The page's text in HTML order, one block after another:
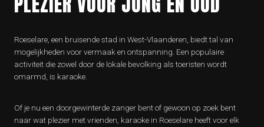
Roeselare, een bruisende stad in West-Vlaanderen, biedt tal van
mogelijkheden voor vermaak en ontspanning. Een populaire
activiteit die zowel door de lokale bevolking als toeristen wordt
omarmd, is karaoke.
Of je nu een doorgewinterde zanger bent of gewoon op zoek bent
naar wat plezier met vrienden, karaoke in Roeselare heeft voor elk